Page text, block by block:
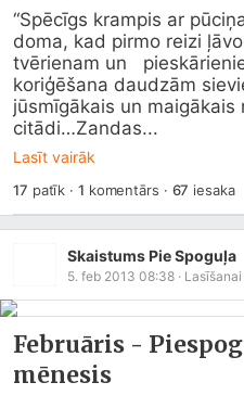
“Spēcīgs krampis ar
doma, kad pirmo reizi
tvērienam un
koriģēšana daudzām
jūsmīgākais un maigākais
citādi…Zandas...
Lasīt vairāk
17 patīk · 1 komentārs · 67 iesaka
Skaistums Pie Spoguļa
5. feb 2013 08:38 · Lasīšanai
Februāris -
mēnesis